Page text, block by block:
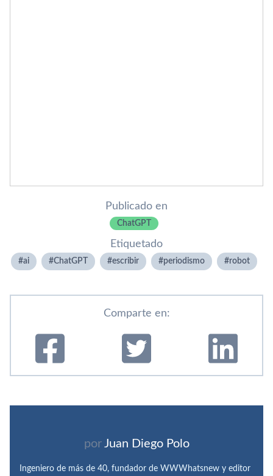
Publicado en
ChatGPT
Etiquetado
ai ChatGPT escribir periodismo robot
Comparte en:
por Juan Diego Polo
Ingeniero de más de 40, fundador de WWWhatsnew y editor